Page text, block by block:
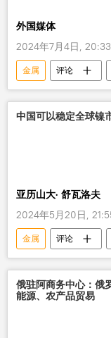
外国媒体
2024年7月4日, 20:33
金属 评论
中国可以稳定全球镍
亚历山大· 舒瓦洛夫
2024年5月20日,
金属 评论
俄驻阿商务中心：俄
能源、农产品贸易